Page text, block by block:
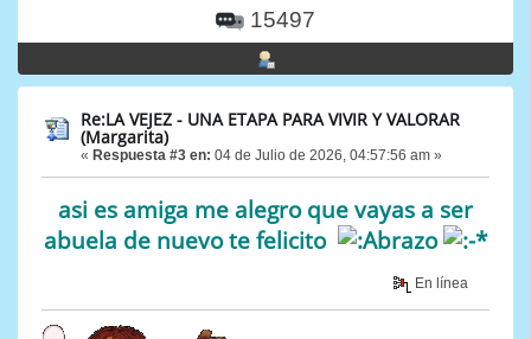
15497
Re:LA VEJEZ - UNA ETAPA PARA VIVIR Y VALORAR
(Margarita)
« Respuesta #3 en: 04 de Julio de 2026, 04:57:56 am »
asi es amiga me alegro que vayas a ser
abuela de nuevo te felicito
En línea